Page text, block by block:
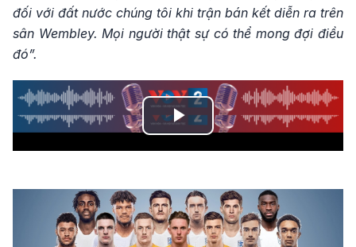
đối với đất nước chúng tôi khi trận bán kết diễn ra trên
sân Wembley. Mọi người thật sự có thể mong đợi điều
đó”.
Play